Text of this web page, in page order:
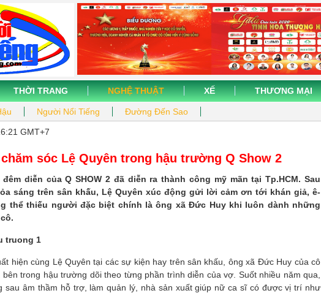
THỜI TRANG NGHỆ THUẬT
Người Nổi Tiếng Đường Đến Sao
XẾ THƯƠNG MẠI
GMT+7
sóc Lệ Quyên trong hậu trường Q Show 2
diễn của Q SHOW 2 đã diễn ra thành công mỹ mãn tại Tp.HCM. Sau
sáng trên sân khấu, Lệ Quyên xúc động gửi lời cảm ơn tới khán giả, ê-
thể thiếu người đặc biệt chính là ông xã Đức Huy khi luôn dành những
hiện cùng Lệ Quyên tại các sự kiện hay trên sân khấu, ông xã Đức Huy của cô
trong hậu trường dõi theo từng phần trình diễn của vợ. Suốt nhiều năm qua,
sau âm thầm hỗ trợ, làm quản lý, nhà sản xuất giúp nữ ca sĩ có được vị trí như